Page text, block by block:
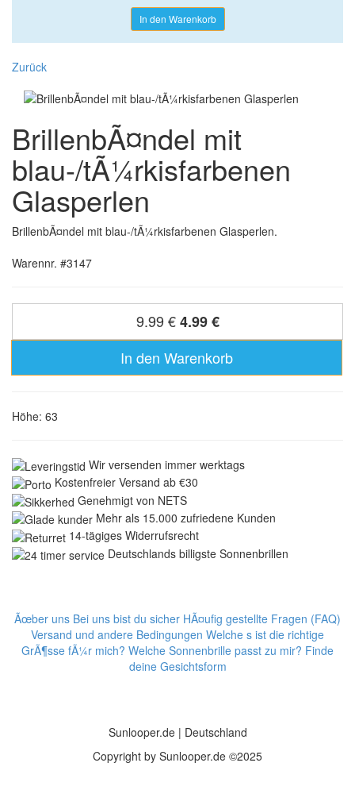
In den Warenkorb
Zurück
BrillenbÃ¤ndel mit
blau-/tÃ¼rkisfarbenen
Glasperlen
BrillenbÃ¤ndel mit blau-/tÃ¼rkisfarbenen Glasperlen.
Warennr. #3147
9.99 € 4.99 €
In den Warenkorb
Höhe: 63
Wir versenden immer werktags
Kostenfreier Versand ab €30
Genehmigt von NETS
Mehr als 15.000 zufriedene Kunden
14-tägiges Widerrufsrecht
Deutschlands billigste Sonnenbrillen
Ãœber uns Bei uns bist du sicher HÃ¤ufig gestellte Fragen (FAQ)
Versand und andere Bedingungen Welche s ist die richtige
GrÃ¶sse fÃ¼r mich? Welche Sonnenbrille passt zu mir? Finde
deine Gesichtsform
Sunlooper.de | Deutschland
Copyright by Sunlooper.de ©2025